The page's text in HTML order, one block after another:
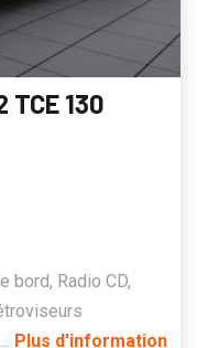
TCE 130
bord, Radio CD,
Plus d'information